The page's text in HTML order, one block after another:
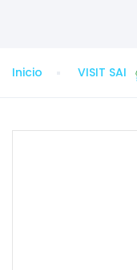
Inicio VISIT SAI